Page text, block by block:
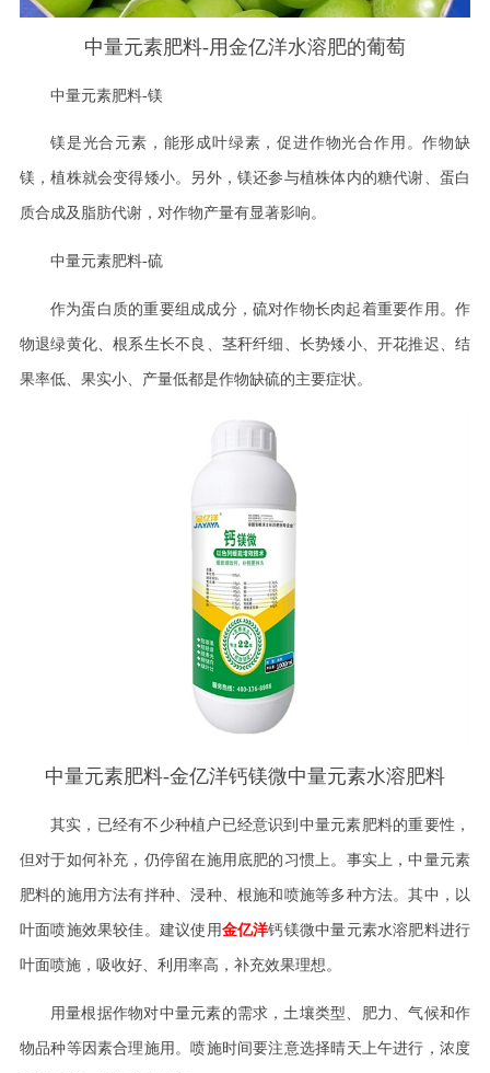
中量元素肥料-用金亿洋水溶肥的葡萄
中量元素肥料-镁
镁是光合元素，能形成叶绿素，促进作物光合作用。作物缺
镁，植株就会变得矮小。另外，镁还参与植株体内的糖代谢、蛋白
质合成及脂肪代谢，对作物产量有显著影响。
中量元素肥料-硫
作为蛋白质的重要组成成分，硫对作物长肉起着重要作用。作
物退绿黄化、根系生长不良、茎秆纤细、长势矮小、开花推迟、结
果率低、果实小、产量低都是作物缺硫的主要症状。
中量元素肥料-金亿洋钙镁微中量元素水溶肥料
其实，已经有不少种植户已经意识到中量元素肥料的重要性，
但对于如何补充，仍停留在施用底肥的习惯上。事实上，中量元素
肥料的施用方法有拌种、浸种、根施和喷施等多种方法。其中，以
叶面喷施效果较佳。建议使用金亿洋钙镁微中量元素水溶肥料进行
叶面喷施，吸收好、利用率高，补充效果理想。
用量根据作物对中量元素的需求，土壤类型、肥力、气候和作
物品种等因素合理施用。喷施时间要注意选择晴天上午进行，浓度